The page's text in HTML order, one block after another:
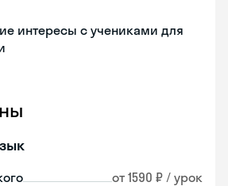
интересы с учениками для
от 1590 ₽ / урок